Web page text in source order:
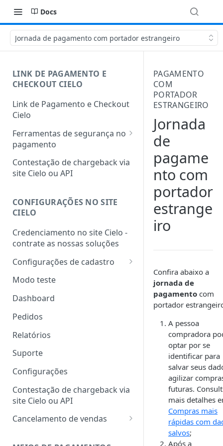
Docs
Jornada de pagamento com portador estrangeiro
LINK DE PAGAMENTO E
CHECKOUT CIELO
Link de Pagamento e Checkout
Cielo
Ferramentas de segurança no
pagamento
Protocolo 3DS
Antifraude integrado
Autenticação facial nos
pedidos de Link de Pagamento
e Checkout
Contestação de chargeback via
site Cielo ou API
CONFIGURAÇÕES NO SITE
CIELO
Credenciamento no site Cielo -
contrate as nossas soluções
Configurações de cadastro
Dados de cadastro
Dados da conta
Gestão de acessos
Modo teste
Dashboard
Pedidos
Relatórios
Suporte
Configurações
Contestação de chargeback via
site Cielo ou API
Cancelamento de vendas
PAGAMENTO
COM
PORTADOR
ESTRANGEIRO
Jornada
de
pagame
nto com
portador
estrange
iro
Confira abaixo a
jornada de
pagamento com
portador
A pessoa
compradora
optar por se
identificar para
salvar seus
agilizar
futuras.
mais detalhes
Compras mais
rápidas com
salvos;
Após a